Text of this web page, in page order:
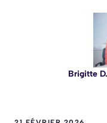
Brigitte